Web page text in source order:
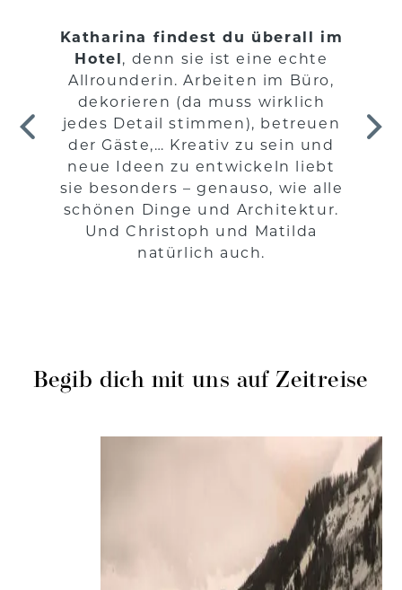
Katharina findest du überall im
Hotel, denn sie ist eine echte
Allrounderin. Arbeiten im Büro,
dekorieren (da muss wirklich
jedes Detail stimmen), betreuen
der Gäste,… Kreativ zu sein und
neue Ideen zu entwickeln liebt
sie besonders – genauso, wie alle
schönen Dinge und Architektur.
Und Christoph und Matilda
natürlich auch.
Begib dich mit uns auf Zeitreise